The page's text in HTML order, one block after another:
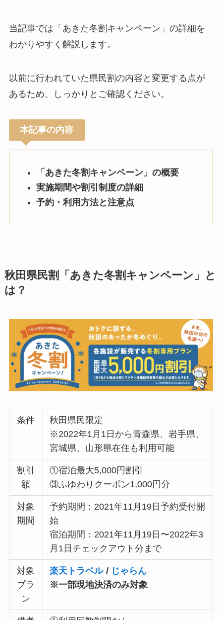
当記事では「あきた冬割キャンペーン」の詳細を
わかりやすく解説します。
以前に行われていた県民割の内容と変更する点が
あるため、しっかりとご確認ください。
本記事の内容
「あきた冬割キャンペーン」の概要
実施期間や割引制度の詳細
予約・利用方法と注意点
秋田県民割「あきた冬割キャンペーン」と
は？
条件
秋田県民限定
※2022年1月1日から青森県、岩手県、
宮城県、山形県在住も利用可能
割引
額
①宿泊最大5,000円割引
③ふゆわりクーポン1,000円分
対象
期間
予約期間：2021年11月19日予約受付開
始
宿泊期間：2021年11月19日〜2022年3
月1日チェックアウト分まで
対象
プラ
ン
楽天トラベル / じゃらん
※一部現地決済のみ対象